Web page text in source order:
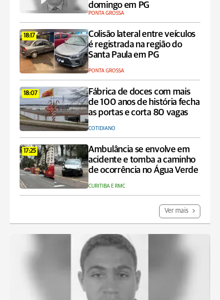
domingo em PG
PONTA GROSSA
18:17
Colisão lateral entre veículos
é registrada na região do
Santa Paula em PG
PONTA GROSSA
18:07
Fábrica de doces com mais
de 100 anos de história fecha
as portas e corta 80 vagas
COTIDIANO
17:25
Ambulância se envolve em
acidente e tomba a caminho
de ocorrência no Água Verde
CURITIBA E RMC
Ver mais